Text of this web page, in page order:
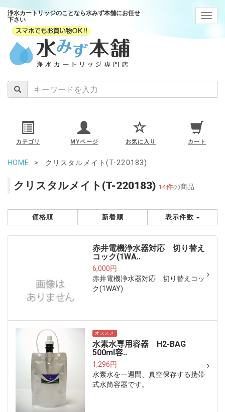
浄水カートリッジのことなら水みず本舗にお任せ
下さい
カテゴリ MYページ お気に入り カート
HOME クリスタルメイト(T-220183)
クリスタルメイト(T-220183) 14件の商品
価格順 新着順 表示件数
赤井電機浄水器対応 切り替え
コック(1WA..
6,000円
赤井電機浄水器対応 切り替えコッ
ク(1WAY)
オススメ
水素水専用容器 H2-BAG
500ml容..
1,296円
水素水を一週間、真空保存する携帯
式水筒容器です。